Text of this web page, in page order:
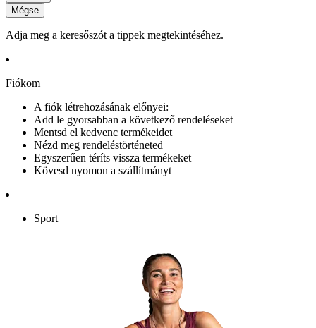
Mégse
Adja meg a keresőszót a tippek megtekintéséhez.
Fiókom
A fiók létrehozásának előnyei:
Add le gyorsabban a következő rendeléseket
Mentsd el kedvenc termékeidet
Nézd meg rendeléstörténeted
Egyszerűen téríts vissza termékeket
Kövesd nyomon a szállítmányt
Sport